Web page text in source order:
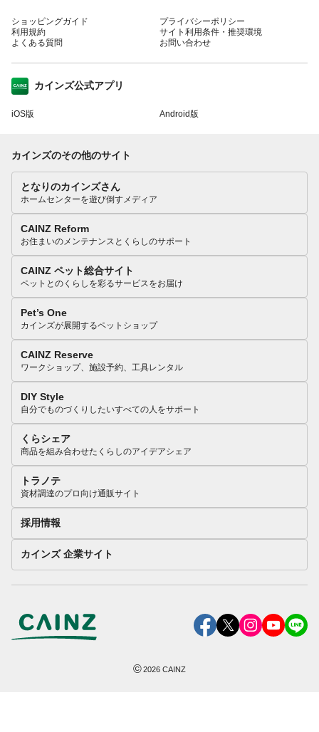
ショッピングガイド
利用規約
よくある質問
プライバシーポリシー
サイト利用条件・推奨環境
お問い合わせ
カインズ公式アプリ
iOS版 Android版
カインズのその他のサイト
となりのカインズさん
ホームセンターを遊び倒すメディア
CAINZ Reform
お住まいのメンテナンスとくらしのサポート
CAINZ ペット総合サイト
ペットとのくらしを彩るサービスをお届け
Pet’s One
カインズが展開するペットショップ
CAINZ Reserve
ワークショップ、施設予約、工具レンタル
DIY Style
自分でものづくりしたいすべての人をサポート
くらシェア
商品を組み合わせたくらしのアイデアシェア
トラノテ
資材調達のプロ向け通販サイト
採用情報
カインズ 企業サイト
©2026 CAINZ